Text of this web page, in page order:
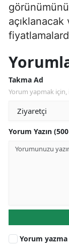
Takma Ad
Yorum yapmak için,
Yorum Yazın
Yorum yazma